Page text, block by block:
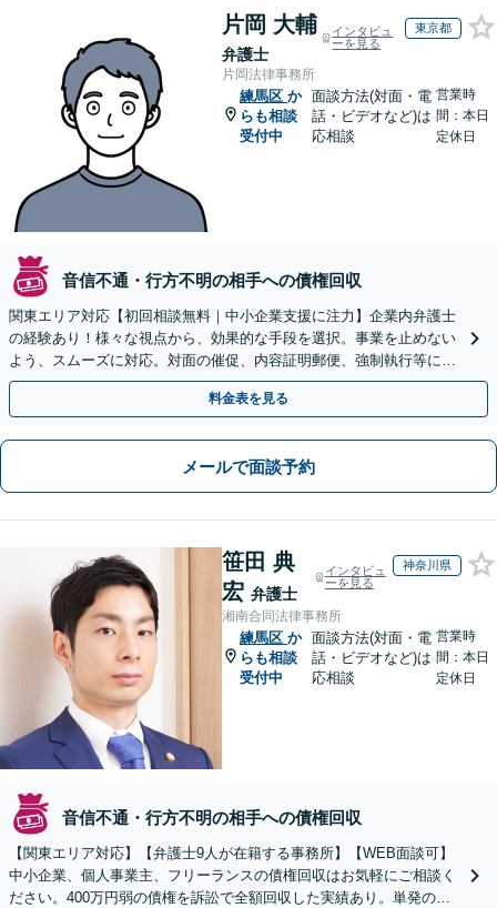
片岡 大輔
弁護士
インタビュ
ーを見る
東京都
片岡法律事務所
練馬区 か
らも相談
受付中
面談方法(対面・電
話・ビデオなど)は
応相談
営業時
間：本日
定休日
音信不通・行方不明の相手への債権回収
関東エリア対応【初回相談無料｜中小企業支援に注力】企業内弁護士
の経験あり！様々な視点から、効果的な手段を選択。事業を止めない
よう、スムーズに対応。対面の催促、内容証明郵便、強制執行等に精
通。お困りの方はすぐにご相談を【オンライン面談◎】
料金表を見る
メールで面談予約
笹田 典
宏 弁護士
インタビュ
ーを見る
神奈川県
湘南合同法律事務所
練馬区 か
らも相談
受付中
面談方法(対面・電
話・ビデオなど)は
応相談
営業時
間：本日
定休日
音信不通・行方不明の相手への債権回収
【関東エリア対応】【弁護士9人が在籍する事務所】【WEB面談可】
中小企業、個人事業主、フリーランスの債権回収はお気軽にご相談く
ださい。400万円弱の債権を訴訟で全額回収した実績あり。単発のご